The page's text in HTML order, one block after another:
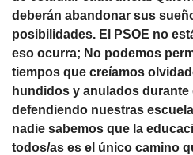
deberán abandonar sus
posibilidades. El PSOE no
eso ocurra; No podemos
tiempos que creíamos
hundidos y anulados
defendiendo nuestras
nadie sabemos que la
todos/as es el único camino